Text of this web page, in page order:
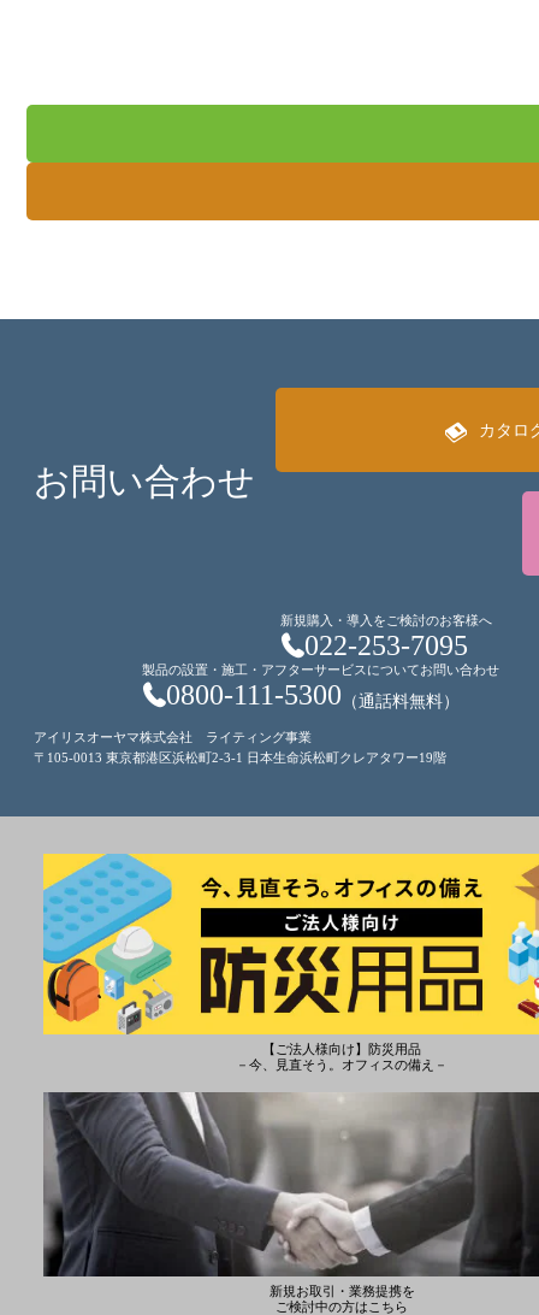
お問い合わせ
カタロ
新規購入・導入をご検討のお客様へ
022-253-7095
製品の設置・施工・アフターサービスについてお問い合わせ
0800-111-5300 （通話料無料）
アイリスオーヤマ株式会社 ライティング事業
〒105-0013 東京都港区浜松町2-3-1 日本生命浜松町クレアタワー19階
【ご法人様向け】防災用品
－今、見直そう。オフィスの備え－
新規お取引・業務提携を
ご検討中の方はこちら